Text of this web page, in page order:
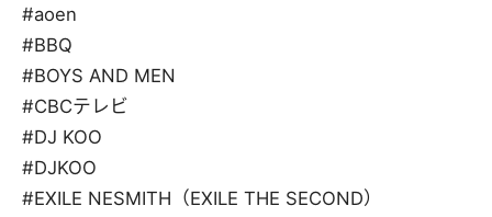
#aoen
#BBQ
#BOYS AND MEN
#CBCテレビ
#DJ KOO
#DJKOO
#EXILE NESMITH（EXILE THE SECOND）